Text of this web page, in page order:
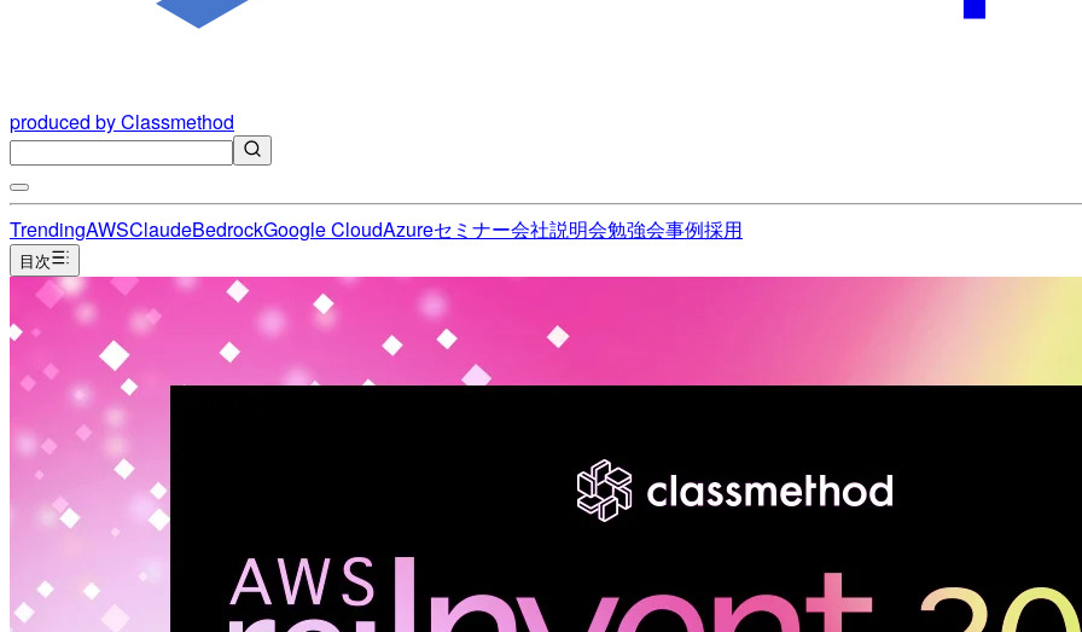
produced by Classmethod
TrendingAWSClaudeBedrockGoogle CloudAzureセミナー会社説明会勉強会事例採用
目次